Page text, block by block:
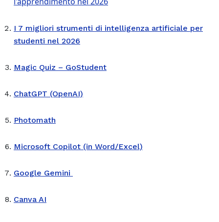
I 7 migliori strumenti di intelligenza artificiale per
studenti nel 2026
Magic Quiz – GoStudent
ChatGPT (OpenAI)
Photomath
Microsoft Copilot (in Word/Excel)
Google Gemini
Canva AI